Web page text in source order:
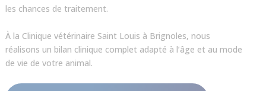
les chances de traitement.
À la Clinique vétérinaire Saint Louis à Brignoles, nous
réalisons un bilan clinique complet adapté à l’âge et au mode
de vie de votre animal.